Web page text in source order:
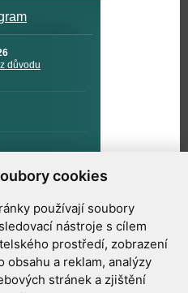
cookies
používají soubory
nástroje s cílem
prostředí, zobrazení
obsahu a reklam, analýzy
stránek a zjištění
důvodu